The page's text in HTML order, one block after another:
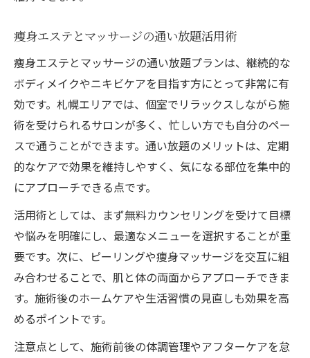
痩身エステとマッサージの通い放題活用術
痩身エステとマッサージの通い放題プランは、継続的な
ボディメイクやニキビケアを目指す方にとって非常に有
効です。札幌エリアでは、個室でリラックスしながら施
術を受けられるサロンが多く、忙しい方でも自分のペー
スで通うことができます。通い放題のメリットは、定期
的なケアで効果を維持しやすく、気になる部位を集中的
にアプローチできる点です。
活用術としては、まず無料カウンセリングを受けて目標
や悩みを明確にし、最適なメニューを選択することが重
要です。次に、ピーリングや痩身マッサージを交互に組
み合わせることで、肌と体の両面からアプローチできま
す。施術後のホームケアや生活習慣の見直しも効果を高
めるポイントです。
注意点として、施術前後の体調管理やアフターケアを怠